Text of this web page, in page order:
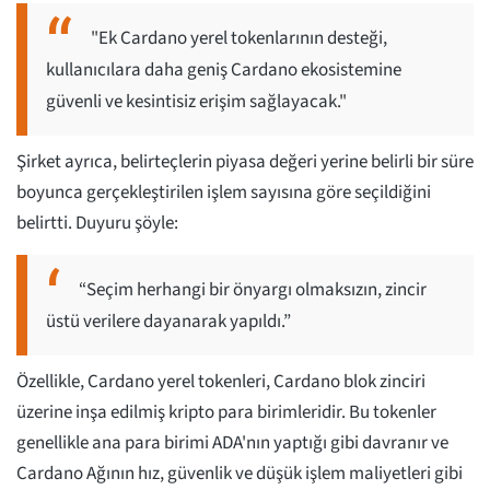
"Ek Cardano yerel tokenlarının desteği,
kullanıcılara daha geniş Cardano ekosistemine
güvenli ve kesintisiz erişim sağlayacak."
Şirket ayrıca, belirteçlerin piyasa değeri yerine belirli bir süre
boyunca gerçekleştirilen işlem sayısına göre seçildiğini
belirtti. Duyuru şöyle:
“Seçim herhangi bir önyargı olmaksızın, zincir
üstü verilere dayanarak yapıldı.”
Özellikle, Cardano yerel tokenleri, Cardano blok zinciri
üzerine inşa edilmiş kripto para birimleridir. Bu tokenler
genellikle ana para birimi ADA'nın yaptığı gibi davranır ve
Cardano Ağının hız, güvenlik ve düşük işlem maliyetleri gibi